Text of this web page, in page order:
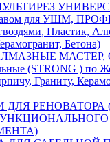
для УШМ,
Пластик,
Бетона)
МАСТЕР,
(STRONG ) по
Граниту,
ДЛЯ РЕНОВАТОРА